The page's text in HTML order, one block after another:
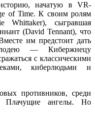
начатую в VR-
of Time. К своим ролям
Whittaker), сыгравшая
(David Tennant), что
им предстоит дать
— Кибержнецу
с классическими
киберлюдьми и
противников, среди
Плачущие ангелы. Но